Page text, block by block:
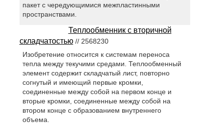
пакет с чередующимися межпластинными
пространствами.
Теплообменник с вторичной
складчатостью// 2568230
Изобретение относится к системам переноса
тепла между текучими средами. Теплообменный
элемент содержит складчатый лист, повторно
согнутый и имеющий первые кромки,
соединенные между собой на первом конце и
вторые кромки, соединенные между собой на
втором конце с образованием внутреннего
объема.